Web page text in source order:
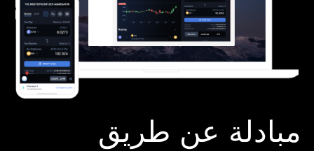
Ledger Flex
المعيار الجديد
Ledger Nano
الكلاسيكية
مبادلة عن طريق